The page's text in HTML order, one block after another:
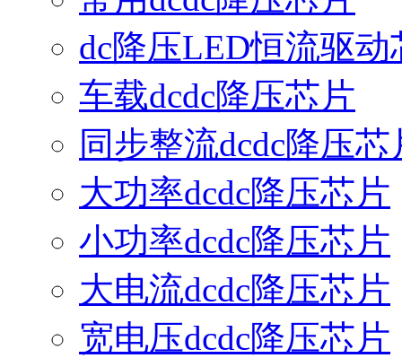
dc降压LED恒流驱动
车载dcdc降压芯片
同步整流dcdc降压芯
大功率dcdc降压芯片
小功率dcdc降压芯片
大电流dcdc降压芯片
宽电压dcdc降压芯片